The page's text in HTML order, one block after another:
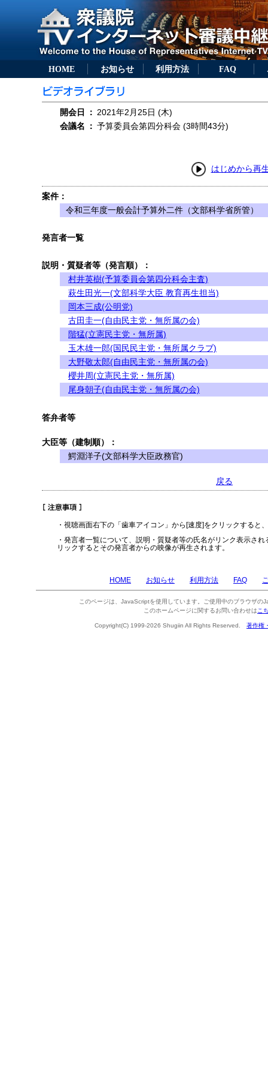
HOME お知らせ 利用方法 FAQ
開会日 ： 2021年2月25日 (木)
会議名
： 予算委員会第四分科会 (3時間43分)
はじめから再
案件：
令和三年度一般会計予算外二件（文部科学省所管）
発言者一覧
説明・質疑者等（発言順）：
村井英樹(予算委員会第四分科会主査)
萩生田光一(文部科学大臣 教育再生担当)
岡本三成(公明党)
古田圭一(自由民主党・無所属の会)
階猛(立憲民主党・無所属)
玉木雄一郎(国民民主党・無所属クラブ)
大野敬太郎(自由民主党・無所属の会)
櫻井周(立憲民主党・無所属)
尾身朝子(自由民主党・無所属の会)
答弁者等
大臣等（建制順）：
鰐淵洋子(文部科学大臣政務官)
戻る
・視聴画面右下の「歯車アイコン」から[速度]をクリックすると
・発言者一覧について、説明・質疑者等の氏名がリンク表示さ
リックするとその発言者からの映像が再生されます。
HOME お知らせ 利用方法 FAQ
このページは、JavaScriptを使用しています。ご使用中のブラウザの
このホームページに関するお問い合わせは こ
Copyright(C) 1999-2026 Shugiin All Rights Reserved. 著作権